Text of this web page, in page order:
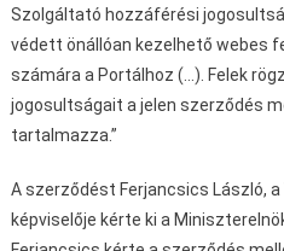
Szolgáltató hozzáférési
védett önállóan kezelhető webes
számára a Portálhoz (…). Felek
jogosultságait a jelen szerződés
tartalmazza.”
A szerződést Ferjancsics László,
képviselője kérte ki a